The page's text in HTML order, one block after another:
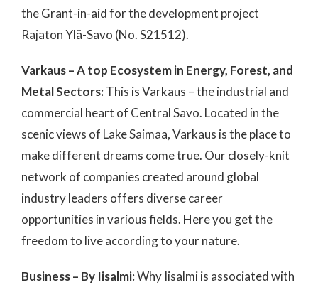
the Grant-in-aid for the development project
Rajaton Ylä-Savo (No. S21512).
Varkaus – A top Ecosystem in Energy, Forest, and
Metal Sectors:This is Varkaus – the industrial and
commercial heart of Central Savo. Located in the
scenic views of Lake Saimaa, Varkaus is the place to
make different dreams come true. Our closely-knit
network of companies created around global
industry leaders offers diverse career
opportunities in various fields. Here you get the
freedom to live according to your nature.
Business – By Iisalmi:Why Iisalmi is associated with